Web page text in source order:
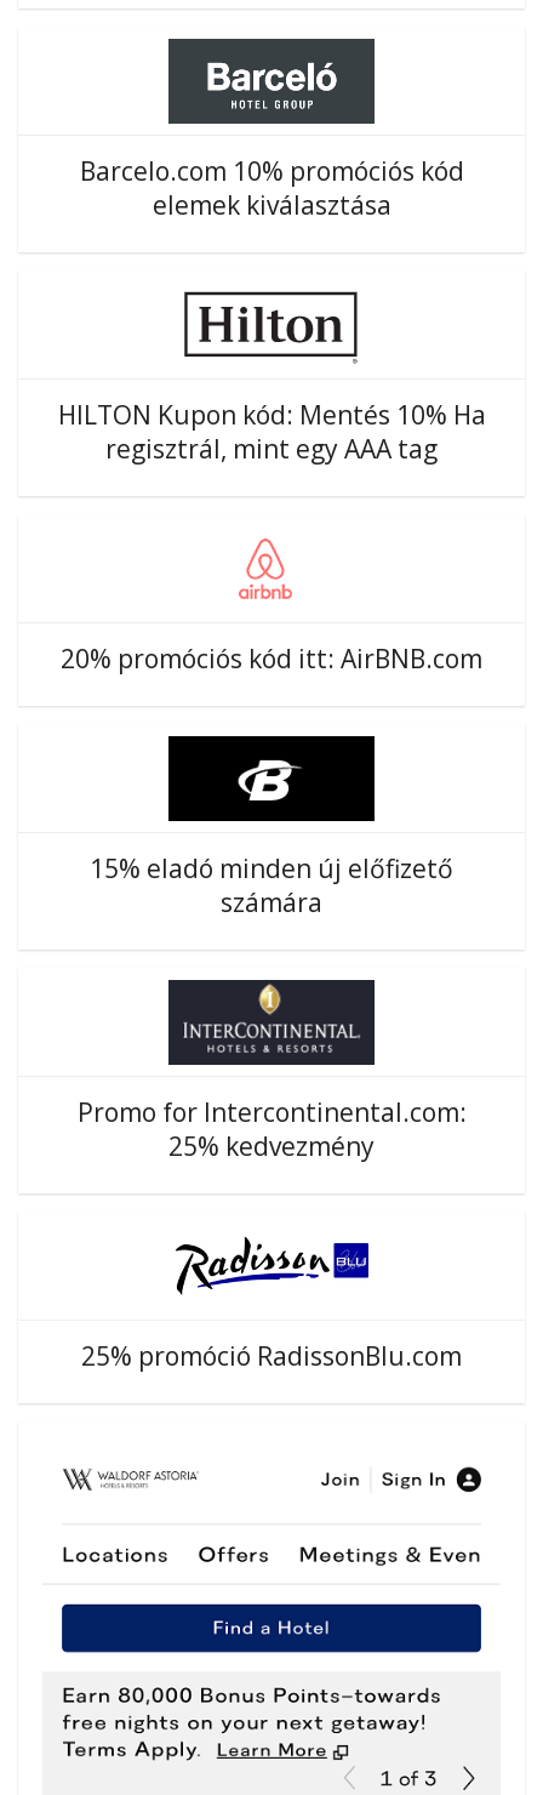
Barcelo.com 10% promóciós kód
elemek kiválasztása
HILTON Kupon kód: Mentés 10% Ha
regisztrál, mint egy AAA tag
20% promóciós kód itt: AirBNB.com
15% eladó minden új előfizető
számára
Promo for Intercontinental.com:
25% kedvezmény
25% promóció RadissonBlu.com